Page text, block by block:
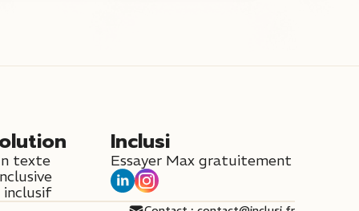
texte
Inclusi
Essayer Max gratuitement